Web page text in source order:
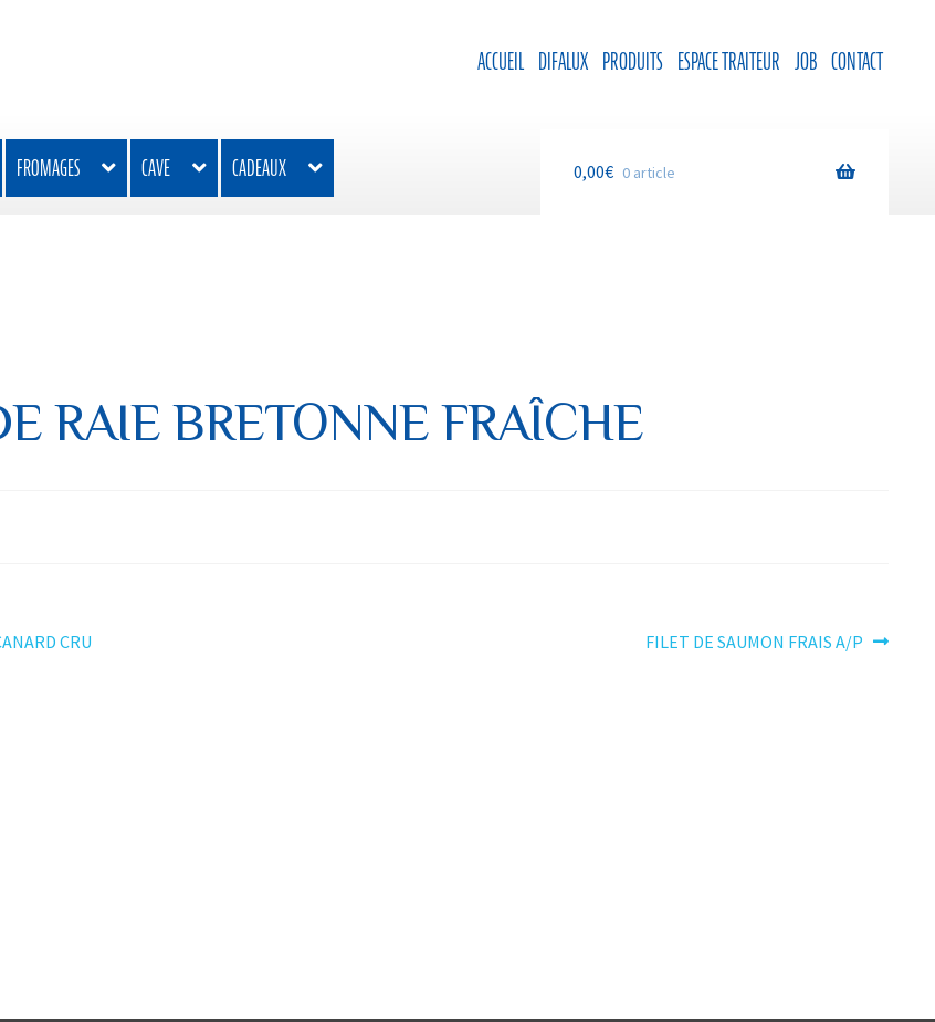
ACCUEIL DIFALUX PRODUITS ESPACE TRAITEUR JOB CONTACT
FROMAGES CAVE CADEAUX 0,00€ 0 article
RAIE BRETONNE FRAÎCHE
CRU
Article
FILET DE SAUMON FRAIS A/P